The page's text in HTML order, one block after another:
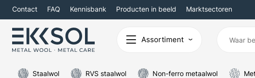
Contact FAQ Kennisbank Producten in beeld Marktsectoren
Assortiment
Staalwol RVS staalwol Non-ferro metaalwol